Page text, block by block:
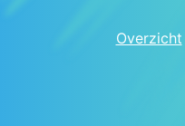
Overzicht